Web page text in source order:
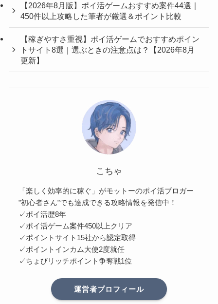
【2026年8月版】ポイ活ゲームおすすめ案件44選｜
450件以上攻略した筆者が厳選＆ポイント比較
【稼ぎやすさ重視】ポイ活ゲームでおすすめポイン
トサイト8選｜選ぶときの注意点は？【2026年8月
更新】
こちゃ
「楽しく効率的に稼ぐ」がモットーのポイ活ブロガー
”初心者さん”でも達成できる攻略情報を発信中！
✓ポイ活歴8年
✓ポイ活ゲーム案件450以上クリア
✓ポイントサイト15社から認定取得
✓ポイントインカム大使2度就任
✓ちょびリッチポイント争奪戦1位
運営者プロフィール